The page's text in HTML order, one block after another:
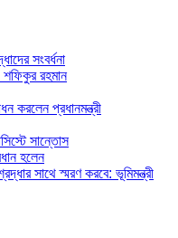
সংবর্ধনা
রহমান
করলেন প্রধানমন্ত্রী
সান্তোস
হলেন
সাথে স্মরণ করবে: ভূমিমন্ত্রী